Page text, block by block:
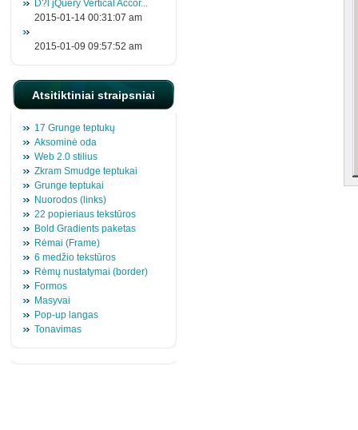
D?l jQuery Vertical Accor...
2015-01-14 00:31:07 am
2015-01-09 09:57:52 am
Atsitiktiniai straipsniai
17 Grunge teptukų
Aksominė oda
Web 2.0 stilius
Zkram Smudge teptukai
Grunge teptukai
Nuorodos (links)
22 popieriaus tekstūros
Bold Gradients paketas
Rėmai (Frame)
6 medžio tekstūros
Rėmų nustatymai (border)
Formos
Masyvai
Pop-up langas
Tonavimas